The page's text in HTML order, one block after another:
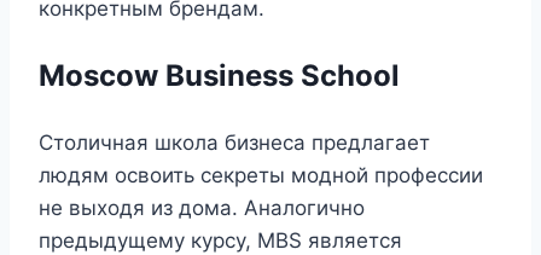
конкретным брендам.
Moscow Business School
Столичная школа бизнеса предлагает
людям освоить секреты модной профессии
не выходя из дома. Аналогично
предыдущему курсу, MBS является